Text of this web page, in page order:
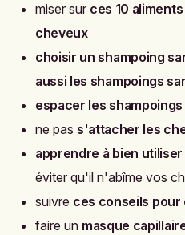
miser sur ces 10
cheveux
choisir un shampoing
aussi les shampoings
espacer les shampoings
ne pas s'attacher les
apprendre à bien
éviter qu'il n'abîme vos
suivre ces conseils
faire un masque